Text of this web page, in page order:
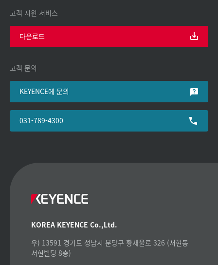
고객 지원 서비스
다운로드
고객 문의
KEYENCE에 문의
031-789-4300
KOREA KEYENCE Co.,Ltd.
우) 13591 경기도 성남시 분당구 황새울로 326 (서현동
서현빌딩 8층)